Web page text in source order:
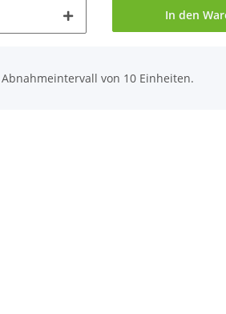
In den
von 10 Einheiten.